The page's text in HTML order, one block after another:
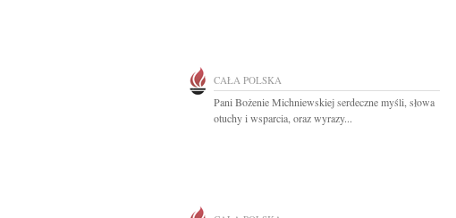
CAŁA POLSKA
Pani Bożenie Michniewskiej serdeczne myśli, słowa
otuchy i wsparcia, oraz wyrazy...